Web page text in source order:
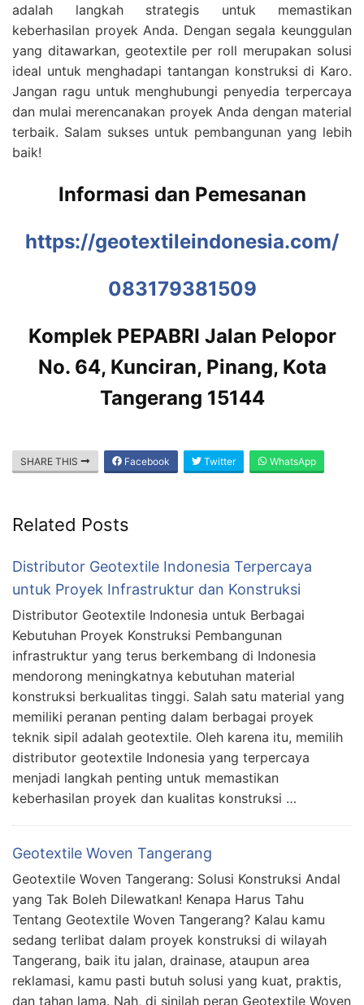
adalah langkah strategis untuk memastikan
keberhasilan proyek Anda. Dengan segala keunggulan
yang ditawarkan, geotextile per roll merupakan solusi
ideal untuk menghadapi tantangan konstruksi di Karo.
Jangan ragu untuk menghubungi penyedia terpercaya
dan mulai merencanakan proyek Anda dengan material
terbaik. Salam sukses untuk pembangunan yang lebih
baik!
Informasi dan Pemesanan
https://geotextileindonesia.com/
083179381509
Komplek PEPABRI Jalan Pelopor
No. 64, Kunciran, Pinang, Kota
Tangerang 15144
SHARE THIS Facebook Twitter WhatsApp
Related Posts
Distributor Geotextile Indonesia Terpercaya
untuk Proyek Infrastruktur dan Konstruksi
Distributor Geotextile Indonesia untuk Berbagai
Kebutuhan Proyek Konstruksi Pembangunan
infrastruktur yang terus berkembang di Indonesia
mendorong meningkatnya kebutuhan material
konstruksi berkualitas tinggi. Salah satu material yang
memiliki peranan penting dalam berbagai proyek
teknik sipil adalah geotextile. Oleh karena itu, memilih
distributor geotextile Indonesia yang terpercaya
menjadi langkah penting untuk memastikan
keberhasilan proyek dan kualitas konstruksi …
Geotextile Woven Tangerang
Geotextile Woven Tangerang: Solusi Konstruksi Andal
yang Tak Boleh Dilewatkan! Kenapa Harus Tahu
Tentang Geotextile Woven Tangerang? Kalau kamu
sedang terlibat dalam proyek konstruksi di wilayah
Tangerang, baik itu jalan, drainase, ataupun area
reklamasi, kamu pasti butuh solusi yang kuat, praktis,
dan tahan lama. Nah, di sinilah peran Geotextile Woven